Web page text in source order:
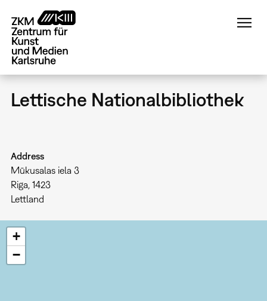
zum
Inhalt
Lettische Nationalbibliothek
Address
Mūkusalas iela 3
Riga, 1423
Lettland
+
−